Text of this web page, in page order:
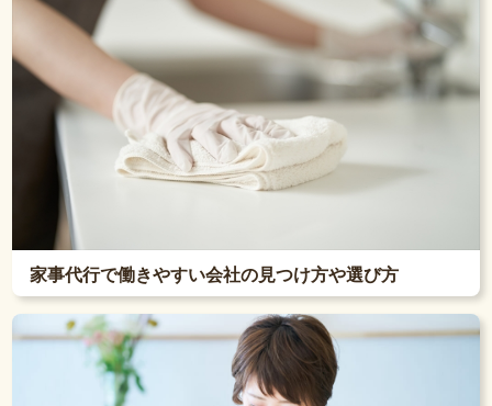
家事代行で働きやすい会社の見つけ方や選び方